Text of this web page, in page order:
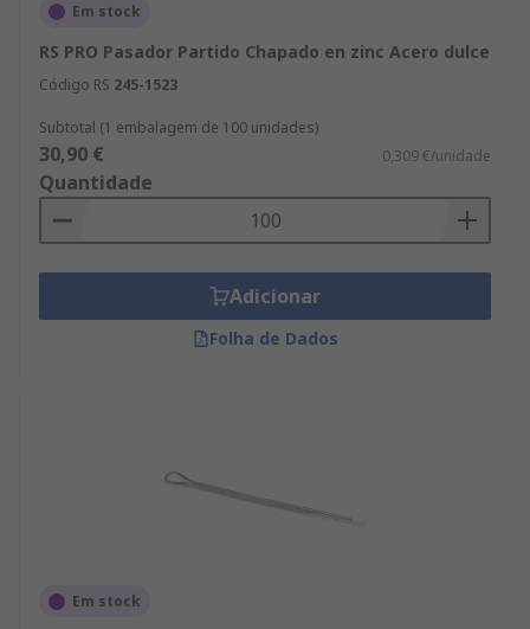
Em stock
RS PRO Pasador Partido Chapado en zinc Acero dulce
Código RS 245-1523
Subtotal (1 embalagem de 100 unidades)
30,90 € 0,309 €/unidade
Quantidade
Adicionar
Folha de Dados
Em stock